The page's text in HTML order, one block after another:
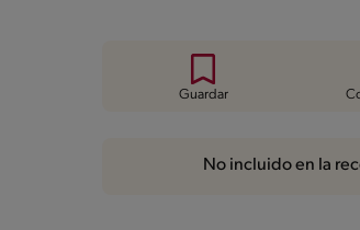
Guardar
No incluido en la